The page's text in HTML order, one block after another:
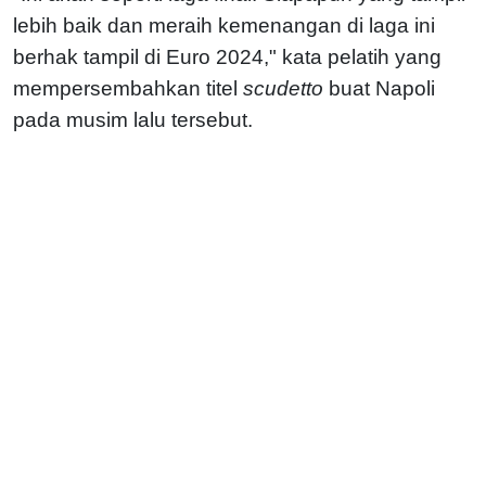
lebih baik dan meraih kemenangan di laga ini
berhak tampil di Euro 2024," kata pelatih yang
mempersembahkan titel scudetto buat Napoli
pada musim lalu tersebut.